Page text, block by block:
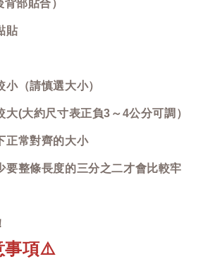
部貼合）
貼
（請慎選大小）
大(大約尺寸表正負3～4公分可調）
正常對齊的大小
要整條長度的三分之二才會比較牢
事項⚠️